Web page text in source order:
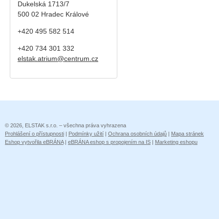
Dukelská 1713/7
500 02 Hradec Králové
+420 495 582 514
+420 734 301 332
elstak.atrium@centrum.cz
© 2026, ELSTAK s.r.o. – všechna práva vyhrazena
Prohlášení o přístupnosti | Podmínky užití | Ochrana osobních údajů | Mapa stránek
Eshop vytvořila eBRÁNA| eBRÁNA eshop s propojením na IS | Marketing eshopu